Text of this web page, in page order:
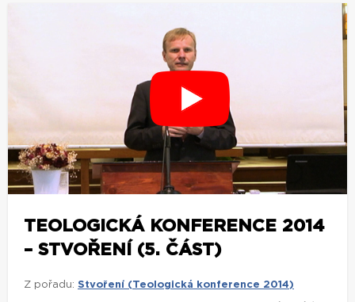
TEOLOGICKÁ KONFERENCE 2014
– STVOŘENÍ (5. ČÁST)
Z pořadu: Stvoření (Teologická konference 2014)